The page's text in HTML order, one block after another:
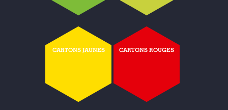
CARTONS JAUNES CARTONS ROUGES